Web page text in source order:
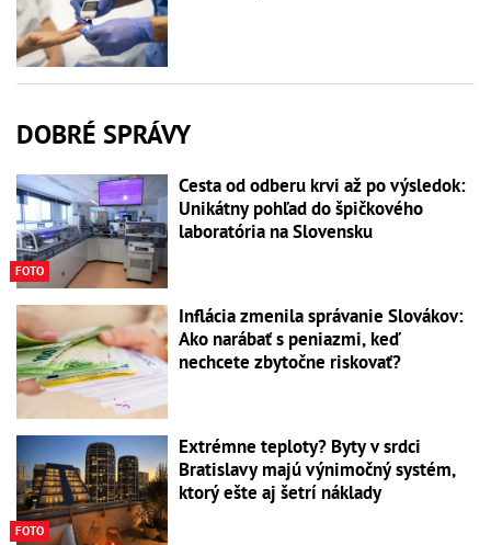
DOBRÉ SPRÁVY
FOTO
Cesta od odberu krvi až po výsledok:
Unikátny pohľad do špičkového
laboratória na Slovensku
Inflácia zmenila správanie Slovákov:
Ako narábať s peniazmi, keď
nechcete zbytočne riskovať?
FOTO
Extrémne teploty? Byty v srdci
Bratislavy majú výnimočný systém,
ktorý ešte aj šetrí náklady